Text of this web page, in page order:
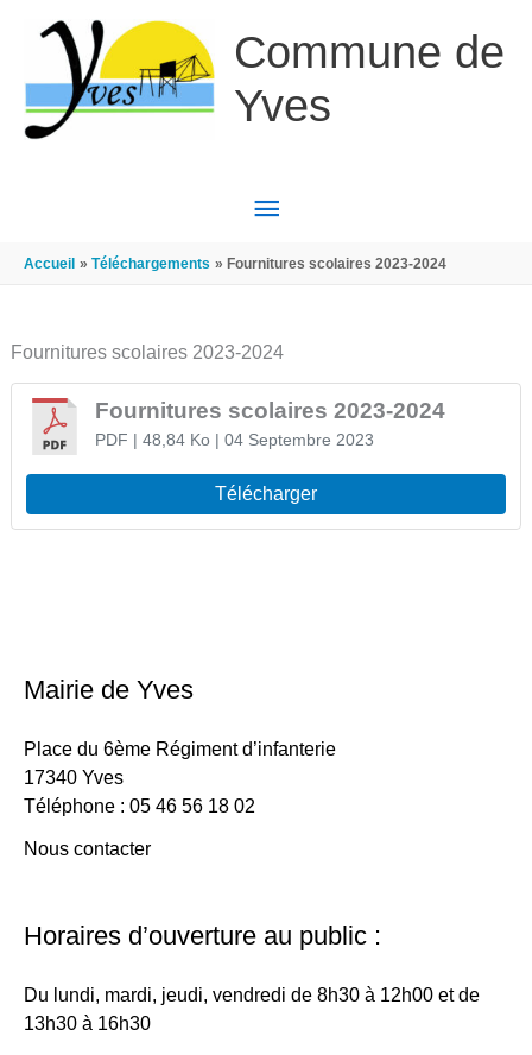
Commune de
Yves
MENU
PRINCIPAL
Accueil Téléchargements Fournitures scolaires 2023-2024
Fournitures scolaires 2023-2024
Fournitures scolaires 2023-2024
PDF | 48,84 Ko| 04 Septembre 2023
Télécharger
Mairie de Yves
Place du 6ème Régiment d’infanterie
17340 Yves
Téléphone : 05 46 56 18 02
Nous contacter
Horaires d’ouverture au public :
Du lundi, mardi, jeudi, vendredi de 8h30 à 12h00 et de
13h30 à 16h30